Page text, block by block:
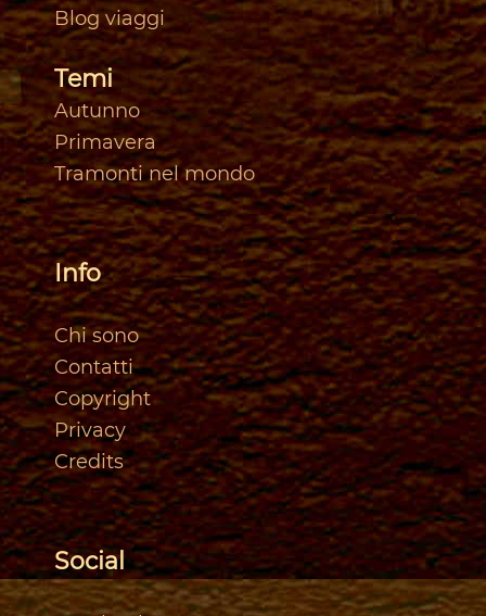
Blog viaggi
Temi
Autunno
Primavera
Tramonti nel mondo
Info
Chi sono
Contatti
Copyright
Privacy
Credits
Social